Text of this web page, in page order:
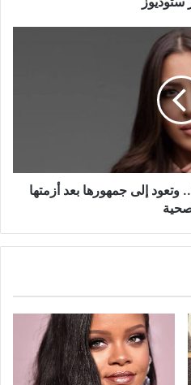
إلى جمهورها بعد أزمتها